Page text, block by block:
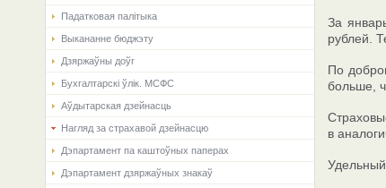
Падатковая палітыка
Выкананне бюджэту
Дзяржаўны доўг
Бухгалтарскі ўлік. МСФС
Аўдытарская дзейнасць
Нагляд за страхавой дзейнасцю
Дэпартамент па каштоўных паперах
Дэпартамент дзяржаўных знакаў
За
рублей.
По
больше,
в